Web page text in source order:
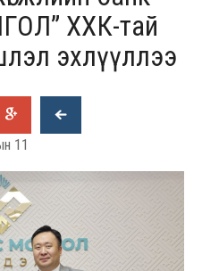
ХХК-тай
эхлүүллээ
11